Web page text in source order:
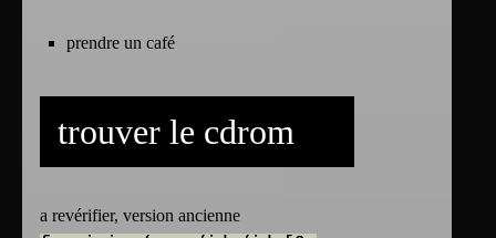
prendre un café
trouver le cdrom
a revérifier, version ancienne